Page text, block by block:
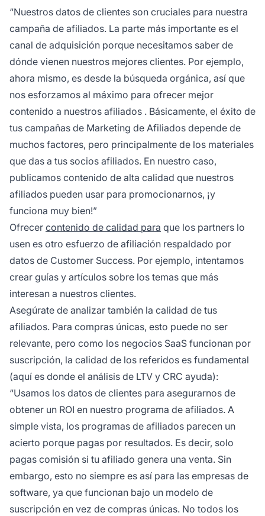
“Nuestros datos de clientes son cruciales para nuestra
campaña de afiliados. La parte más importante es el
canal de adquisición porque necesitamos saber de
dónde vienen nuestros mejores clientes. Por ejemplo,
ahora mismo, es desde la búsqueda orgánica, así que
nos esforzamos al máximo para ofrecer mejor
contenido a nuestros afiliados . Básicamente, el éxito de
tus campañas de Marketing de Afiliados depende de
muchos factores, pero principalmente de los materiales
que das a tus socios afiliados. En nuestro caso,
publicamos contenido de alta calidad que nuestros
afiliados pueden usar para promocionarnos, ¡y
funciona muy bien!”
Ofrecer contenido de calidad para que los partners lo
usen es otro esfuerzo de afiliación respaldado por
datos de Customer Success. Por ejemplo, intentamos
crear guías y artículos sobre los temas que más
interesan a nuestros clientes.
Asegúrate de analizar también la calidad de tus
afiliados. Para compras únicas, esto puede no ser
relevante, pero como los negocios SaaS funcionan por
suscripción, la calidad de los referidos es fundamental
(aquí es donde el análisis de LTV y CRC ayuda):
“Usamos los datos de clientes para asegurarnos de
obtener un ROI en nuestro programa de afiliados. A
simple vista, los programas de afiliados parecen un
acierto porque pagas por resultados. Es decir, solo
pagas comisión si tu afiliado genera una venta. Sin
embargo, esto no siempre es así para las empresas de
software, ya que funcionan bajo un modelo de
suscripción en vez de compras únicas. No todos los